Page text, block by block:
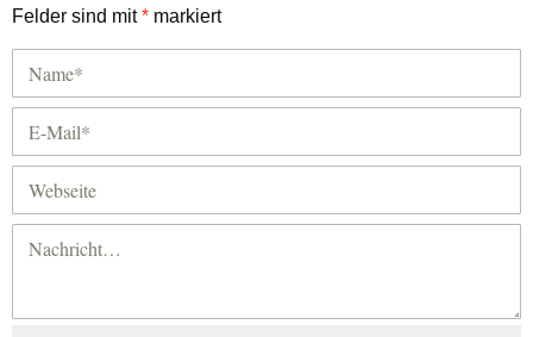
Felder sind mit* markiert